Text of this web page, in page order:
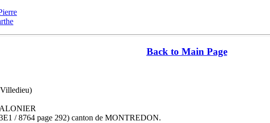
Back to Main Page
/ 8764 page 292) canton de MONTREDON.